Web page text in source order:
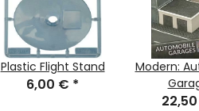
Plastic Flight Stand
6,00 € *
Modern: